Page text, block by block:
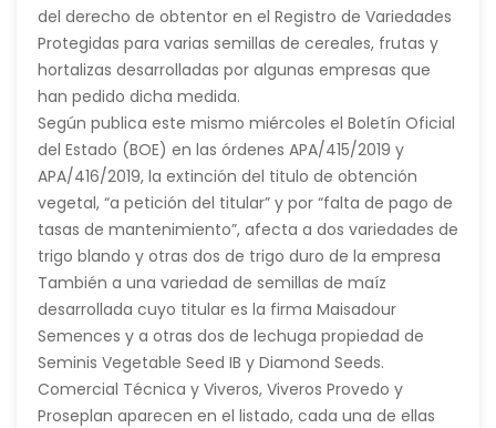
del derecho de obtentor en el Registro de Variedades
Protegidas para varias semillas de cereales, frutas y
hortalizas desarrolladas por algunas empresas que
han pedido dicha medida.
Según publica este mismo miércoles el Boletín Oficial
del Estado (BOE) en las órdenes APA/415/2019 y
APA/416/2019, la extinción del titulo de obtención
vegetal, “a petición del titular” y por “falta de pago de
tasas de mantenimiento”, afecta a dos variedades de
trigo blando y otras dos de trigo duro de la empresa
ETS CC Benoist.
También a una variedad de semillas de maíz
desarrollada cuyo titular es la firma Maisadour
Semences y a otras dos de lechuga propiedad de
Seminis Vegetable Seed IB y Diamond Seeds.
Comercial Técnica y Viveros, Viveros Provedo y
Proseplan aparecen en el listado, cada una de ellas